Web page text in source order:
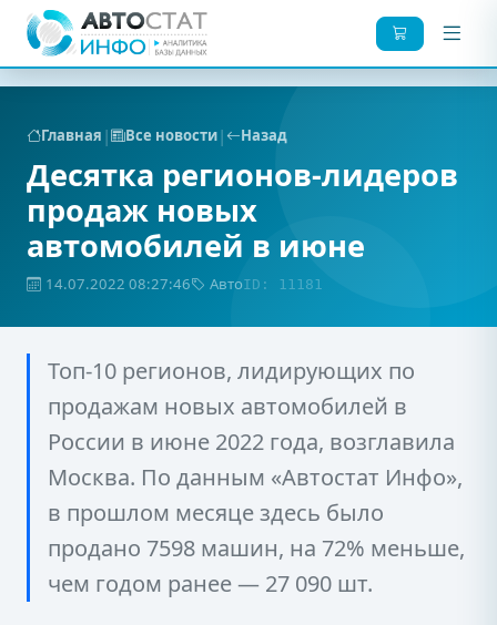
Главная | Все новости| Назад
Десятка регионов-лидеров
продаж новых
автомобилей в июне
14.07.2022 08:27:46 АвтоID: 11181
Топ-10 регионов, лидирующих по
продажам новых автомобилей в
России в июне 2022 года, возглавила
Москва. По данным «Автостат Инфо»,
в прошлом месяце здесь было
продано 7598 машин, на 72% меньше,
чем годом ранее — 27 090 шт.